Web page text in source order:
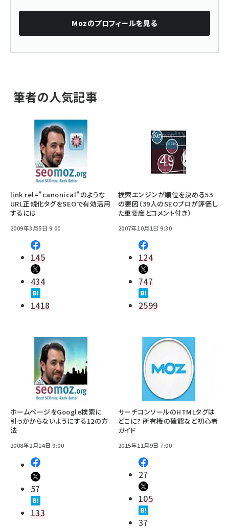
Mozのプロフィールを見る
筆者の人気記事
link rel="canonical"のような
URL正規化タグをSEOで有効活用
するには
2009年3月5日 9:00
145
434
1418
検索エンジンが順位を決める53
の要因（39人のSEOプロが評価し
た重要度とコメント付き）
2007年10月1日 9:30
124
747
2599
ホームページをGoogle検索に
引っかからないようにする12の方
法
2008年2月14日 9:00
57
133
サーチコンソールのHTMLタグは
どこに? 所有権の確認など初心者
ガイド
2015年11月9日 7:00
27
105
37